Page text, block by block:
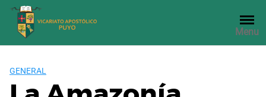
Saltar
contenido
Menu
GENERAL